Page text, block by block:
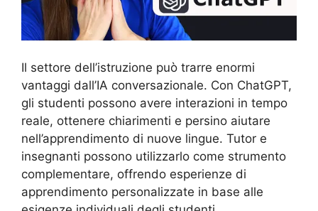
Il settore dell’istruzione può trarre enormi
vantaggi dall’IA conversazionale. Con ChatGPT,
gli studenti possono avere interazioni in tempo
reale, ottenere chiarimenti e persino aiutare
nell’apprendimento di nuove lingue. Tutor e
insegnanti possono utilizzarlo come strumento
complementare, offrendo esperienze di
apprendimento personalizzate in base alle